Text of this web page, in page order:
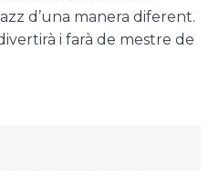
d’una manera diferent.
i farà de mestre de